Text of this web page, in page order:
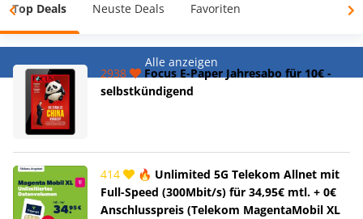
Top Deals Neuste Deals Favoriten
Alle anzeigen
2938
Focus E-Paper Jahresabo für 10€ -
selbstkündigend
414
🔥 Unlimited 5G Telekom Allnet mit
Full-Speed (300Mbit/s) für 34,95€ mtl. + 0€
Anschlusspreis (Telekom MagentaMobil XL